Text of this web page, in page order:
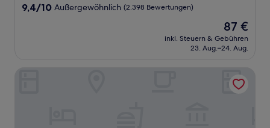
9.4
9,4/10 Außergewöhnlich (2.398 Bewertungen)
Der
Preis
beträgt
87 €
inkl. Steuern & Gebühren
23. Aug.–24. Aug.